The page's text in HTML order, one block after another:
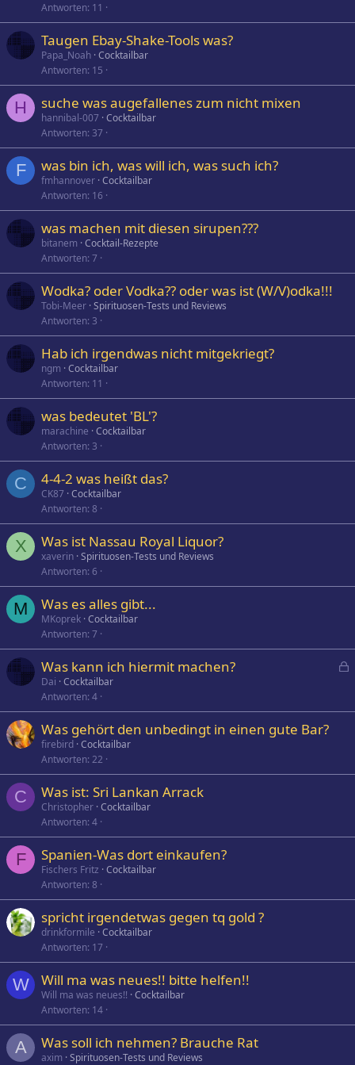
Antworten 11
Taugen Ebay-Shake-Tools was?
Papa_Noah Cocktailbar
Antworten 15
H suche was augefallenes zum nicht mixen
hannibal-007 Cocktailbar
Antworten 37
F was bin ich, was will ich, was such ich?
fmhannover Cocktailbar
Antworten 16
was machen mit diesen sirupen???
bitanem Cocktail-Rezepte
Antworten 7
Wodka? oder Vodka?? oder was ist (W/V)odka!!!
Tobi-Meer Spirituosen-Tests und Reviews
Antworten 3
Hab ich irgendwas nicht mitgekriegt?
ngm Cocktailbar
Antworten 11
was bedeutet 'BL'?
marachine Cocktailbar
Antworten 3
C 4-4-2 was heißt das?
CK87 Cocktailbar
Antworten 8
X Was ist Nassau Royal Liquor?
xaverin Spirituosen-Tests und Reviews
Antworten 6
M Was es alles gibt...
MKoprek Cocktailbar
Antworten 7
p
Was kann ich hiermit machen?
Dai Cocktailbar
Antworten 4
Was gehört den unbedingt in einen gute Bar?
firebird Cocktailbar
Antworten 22
C Was ist: Sri Lankan Arrack
Christopher Cocktailbar
Antworten 4
F Spanien-Was dort einkaufen?
Fischers Fritz Cocktailbar
Antworten 8
spricht irgendetwas gegen tq gold ?
drinkformile Cocktailbar
Antworten 17
W Will ma was neues!! bitte helfen!!
Will ma was neues!! Cocktailbar
Antworten 14
A Was soll ich nehmen? Brauche Rat
axim Spirituosen-Tests und Reviews